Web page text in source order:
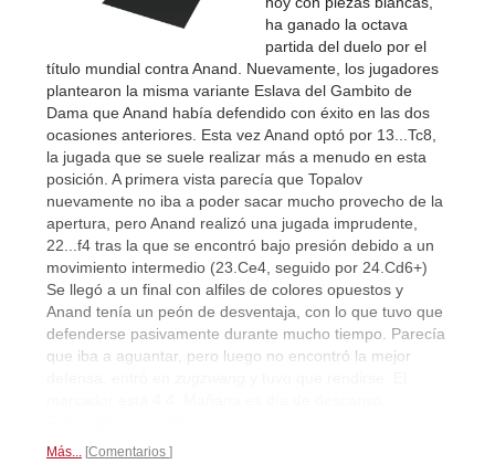
ha ganado la octava
partida del duelo por el
título mundial contra Anand. Nuevamente, los jugadores
plantearon la misma variante Eslava del Gambito de
Dama que Anand había defendido con éxito en las dos
ocasiones anteriores. Esta vez Anand optó por 13...Tc8,
la jugada que se suele realizar más a menudo en esta
posición. A primera vista parecía que Topalov
nuevamente no iba a poder sacar mucho provecho de la
apertura, pero Anand realizó una jugada imprudente,
22...f4 tras la que se encontró bajo presión debido a un
movimiento intermedio (23.Ce4, seguido por 24.Cd6+)
Se llegó a un final con alfiles de colores opuestos y
Anand tenía un peón de desventaja, con lo que tuvo que
defenderse pasivamente durante mucho tiempo. Parecía
que iba a aguantar, pero luego no encontró la mejor
Más... Comentarios